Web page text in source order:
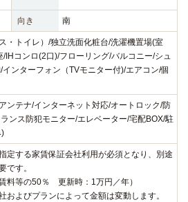
向き 南
・トイレ）/独立洗面化粧台/洗濯機置場(室
/IHコンロ(2口)/フローリング/バルコニー/シュ
インターフォン（TVモニター付)/エアコン/個
ンテナ/インターネット対応/オートロック/防
ンス防犯モニター/エレベーター/宅配BOX/駐
)
定する家賃保証会社利用が必須となり、別途
です。
料等の50％ 更新時：1万円／年）
およびプランによって金額は変動します。